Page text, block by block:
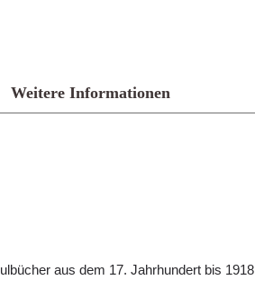
Weitere Informationen
aus dem 17. Jahrhundert bis 1918